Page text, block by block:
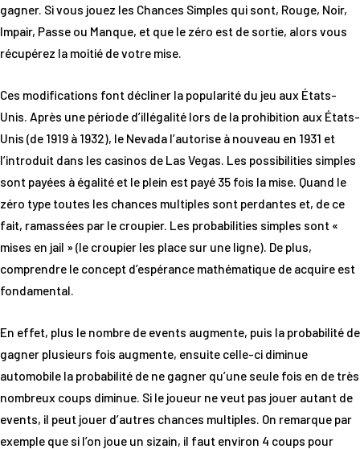
gagner. Si vous jouez les Chances Simples qui sont, Rouge, Noir,
Impair, Passe ou Manque, et que le zéro est de sortie, alors vous
récupérez la moitié de votre mise.
Ces modifications font décliner la popularité du jeu aux États-
Unis. Après une période d’illégalité lors de la prohibition aux États-
Unis (de 1919 à 1932), le Nevada l’autorise à nouveau en 1931 et
l’introduit dans les casinos de Las Vegas. Les possibilities simples
sont payées à égalité et le plein est payé 35 fois la mise. Quand le
zéro type toutes les chances multiples sont perdantes et, de ce
fait, ramassées par le croupier. Les probabilities simples sont «
mises en jail » (le croupier les place sur une ligne). De plus,
comprendre le concept d’espérance mathématique de acquire est
fondamental.
En effet, plus le nombre de events augmente, puis la probabilité de
gagner plusieurs fois augmente, ensuite celle-ci diminue
automobile la probabilité de ne gagner qu’une seule fois en de très
nombreux coups diminue. Si le joueur ne veut pas jouer autant de
events, il peut jouer d’autres chances multiples. On remarque par
exemple que si l’on joue un sizain, il faut environ 4 coups pour